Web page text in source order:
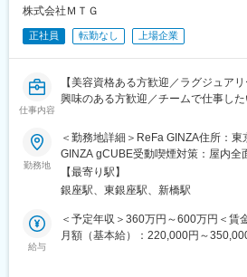
認知度を獲得している点も、本ブラン
■業務内容
（1）店頭での接客・販売業務（お客
（2）店舗状況の分析に基づいた売上
運営方針・戦略の策定
（4）店舗スタッフの教育・育成、マ
＜業務のポイント＞
・立ち上げ期のため、少数精鋭のチー
・店舗運営の仕組みづくりに１から
アイデアが店舗運営に反映され、目
株式会社ＭＴＧ
正社員 転勤なし 上場企業
仕事内容
【美容資格ある方歓迎／ラグジュア
興味のある方歓迎／チームで仕事した
■業務概要
2025年11月にオープンをした『
して販売スタッフをお任せします。
ReFa GINZAは、VITALBEAUTY（生
店限定の新商品やサービスも展開し
設計は世界的デザイナーである『グ
し、ラグジュアリーかつ解放感あふれ
勤務地
＜勤務地詳細＞ReFa GINZA住所：
GINZA gCUBE受動喫煙対策：屋内全
【最寄り駅】
銀座駅、東銀座駅、新橋駅
給与
＜予定年収＞360万円～600万円＜賃
月額（基本給）：220,000円～